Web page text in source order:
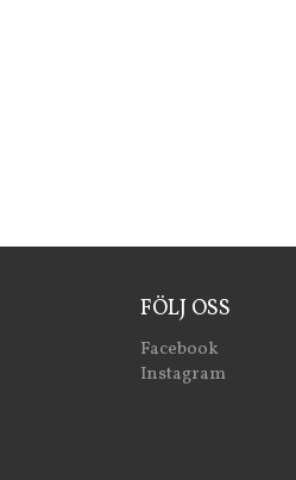
FÖLJ OSS
Facebook
Instagram